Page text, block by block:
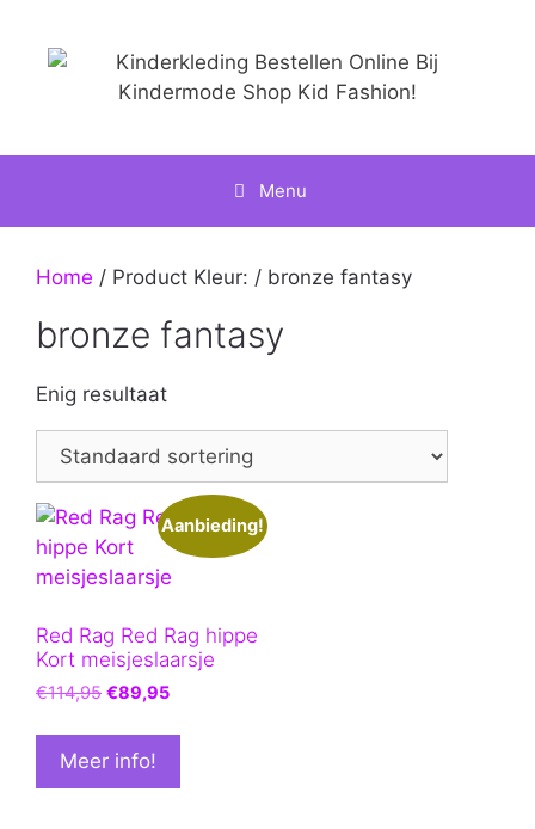
Menu
Home / Product Kleur: / bronze fantasy
bronze fantasy
Enig resultaat
Aanbieding!
Red Rag Red Rag hippe
Kort meisjeslaarsje
€114,95 Oorspronkelijke
was:
€114,95.
€89,95Huidige
is:
Meer info!